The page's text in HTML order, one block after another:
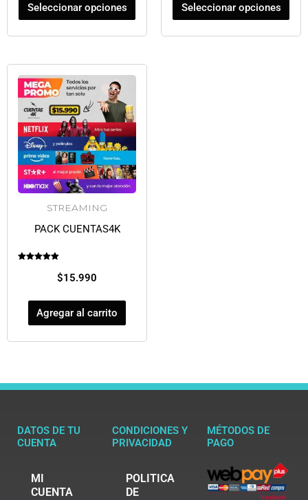
Seleccionar opciones
de
Seleccionar opciones
de
STREAMING
PACK CUENTAS4K
$15.990
Agregar al carrito
DATOS DE TU
CUENTA
MI
CUENTA
CONDICIONES Y
PRIVACIDAD
POLITICA
DE
MÉTODOS DE
PAGO